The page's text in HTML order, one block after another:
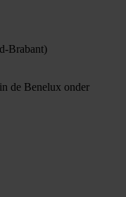
Brabant)
de Benelux onder